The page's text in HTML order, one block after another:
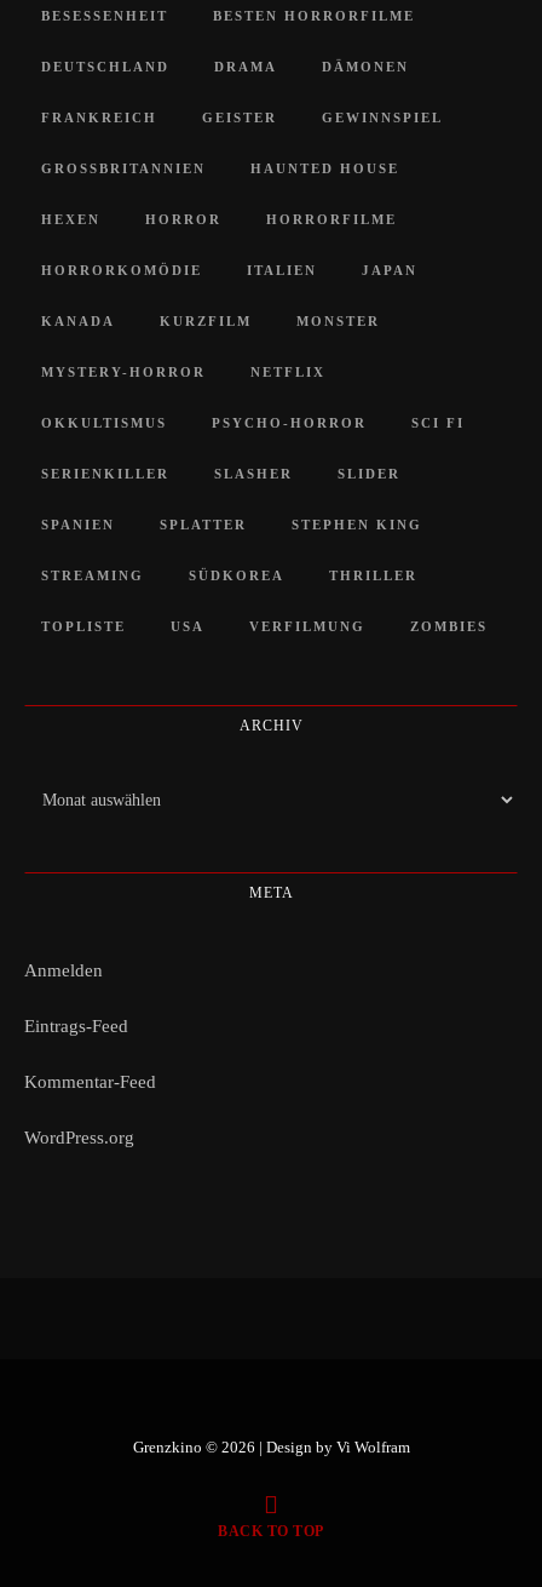
BESESSENHEIT BESTEN HORRORFILME
DEUTSCHLAND DRAMA DÄMONEN
FRANKREICH GEISTER GEWINNSPIEL
GROSSBRITANNIEN HAUNTED HOUSE
HEXEN HORROR HORRORFILME
HORRORKOMÖDIE ITALIEN JAPAN
KANADA KURZFILM MONSTER
MYSTERY-HORROR NETFLIX
OKKULTISMUS PSYCHO-HORROR SCI FI
SERIENKILLER SLASHER SLIDER
SPANIEN SPLATTER STEPHEN KING
STREAMING SÜDKOREA THRILLER
TOPLISTE USA VERFILMUNG ZOMBIES
ARCHIV
Archiv
META
Anmelden
Eintrags-Feed
Kommentar-Feed
WordPress.org
Grenzkino © 2026 | Design by Vi Wolfram
BACK TO TOP